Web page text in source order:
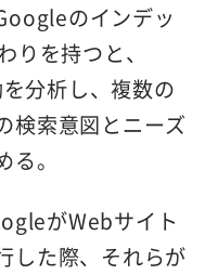
のインデッ
りを持つと、
分析し、複数の
検索意図とニーズ
。
がWebサイト
した際、それらが